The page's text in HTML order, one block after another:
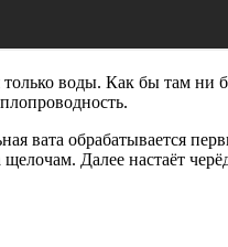
воды. Как бы там
вата обрабатывается
Далее настаёт